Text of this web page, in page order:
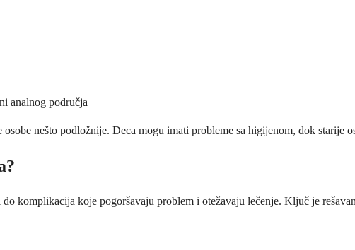
analnog područja
nešto podložnije. Deca mogu imati probleme sa higijenom, dok starije
komplikacija koje pogoršavaju problem i otežavaju lečenje. Ključ je